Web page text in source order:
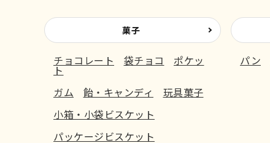
菓子
チョコレート 袋チョコ ポケッ
ト
ガム
飴・キャンディ
玩具菓子
小箱・小袋ビスケット
パッケージビスケット
パン